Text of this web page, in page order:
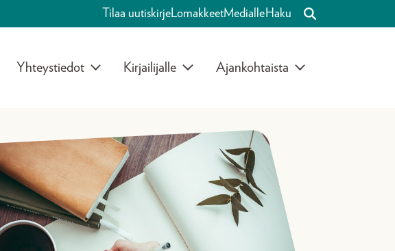
Tilaa uutiskirjeLomakkeetMedialleHaku
Yhteystiedot Kirjailijalle Ajankohtaista